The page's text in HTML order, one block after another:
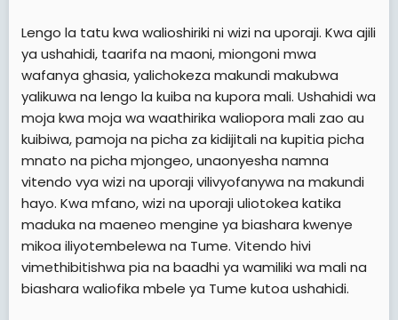
Lengo la tatu kwa walioshiriki ni wizi na uporaji. Kwa ajili
ya ushahidi, taarifa na maoni, miongoni mwa
wafanya ghasia, yalichokeza makundi makubwa
yalikuwa na lengo la kuiba na kupora mali. Ushahidi wa
moja kwa moja wa waathirika waliopora mali zao au
kuibiwa, pamoja na picha za kidijitali na kupitia picha
mnato na picha mjongeo, unaonyesha namna
vitendo vya wizi na uporaji vilivyofanywa na makundi
hayo. Kwa mfano, wizi na uporaji uliotokea katika
maduka na maeneo mengine ya biashara kwenye
mikoa iliyotembelewa na Tume. Vitendo hivi
vimethibitishwa pia na baadhi ya wamiliki wa mali na
biashara waliofika mbele ya Tume kutoa ushahidi.